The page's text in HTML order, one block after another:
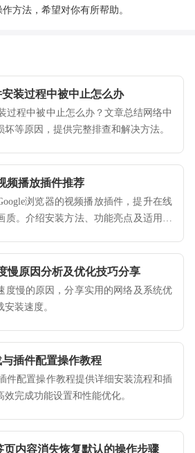
方法，希望对你有所帮助。
装过程中被中止怎么办
过程中被中止怎么办？文章总结网络中
等原因，提供完整排查和解决方法。
频播放插件推荐
浏览器的视频播放插件，提升在线
质。介绍安装方法、功能亮点及适用场
慢原因分析及优化技巧分享
度慢的原因，分享实用的网络及系统优
装速度。
插件配置操作教程
件配置操作教程提供详细安装流程和插
完成功能设置和性能优化。
页内容消失恢复默认的操作步骤